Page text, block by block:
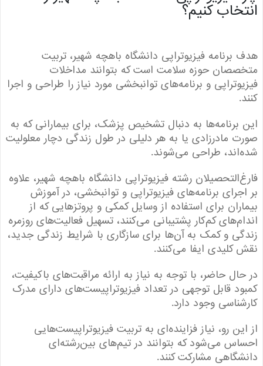
کنیم؟
فیزیوتراپی دانشگاه باهچه شهیر، تربیت
حوزه‌ سلامت است که بتوانند مداخلات
و برنامه‌های توانبخشی مورد نیاز را طراحی و اجرا
به دنبال تشخیص پزشک، برای بیمارانی که به
مادرزادی یا به هر دلیلی در طول زندگی دچار معلولیت
طراحی می‌شوند.
رشته فیزیوتراپی دانشگاه باهچه شهیر، علاوه
برنامه‌های فیزیوتراپی و توانبخشی، در آموزش
برای استفاده از وسایل کمکی و پروتزهایی که از
کم‌کار پشتیبانی می‌کنند، تسهیل فعالیت‌های روزمره
و کمک به آن‌ها برای سازگاری با شرایط زندگی جدید،
ایفا می‌کنند.
حاضر، با توجه به نیاز به ارائه مراقبت‌های باکیفیت،
قابل توجهی در تعداد فیزیوتراپیست‌های دارای مدرک
وجود دارد.
رو، نیاز فزاینده‌ای به تربیت فیزیوتراپیست‌هایی
می‌شود که بتوانند در تیم‌های بین‌رشته‌ای
مشارکت کنند.